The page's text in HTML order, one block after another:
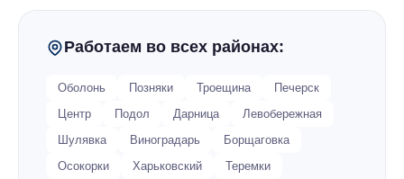
на сайте и указать удобную дату и время.
Работаем во всех районах:
Оболонь Позняки Троещина
Печерск
Центр
Подол Дарница
Левобережная
Шулявка
Виноградарь
Борщаговка
Осокорки
Харьковский
Теремки